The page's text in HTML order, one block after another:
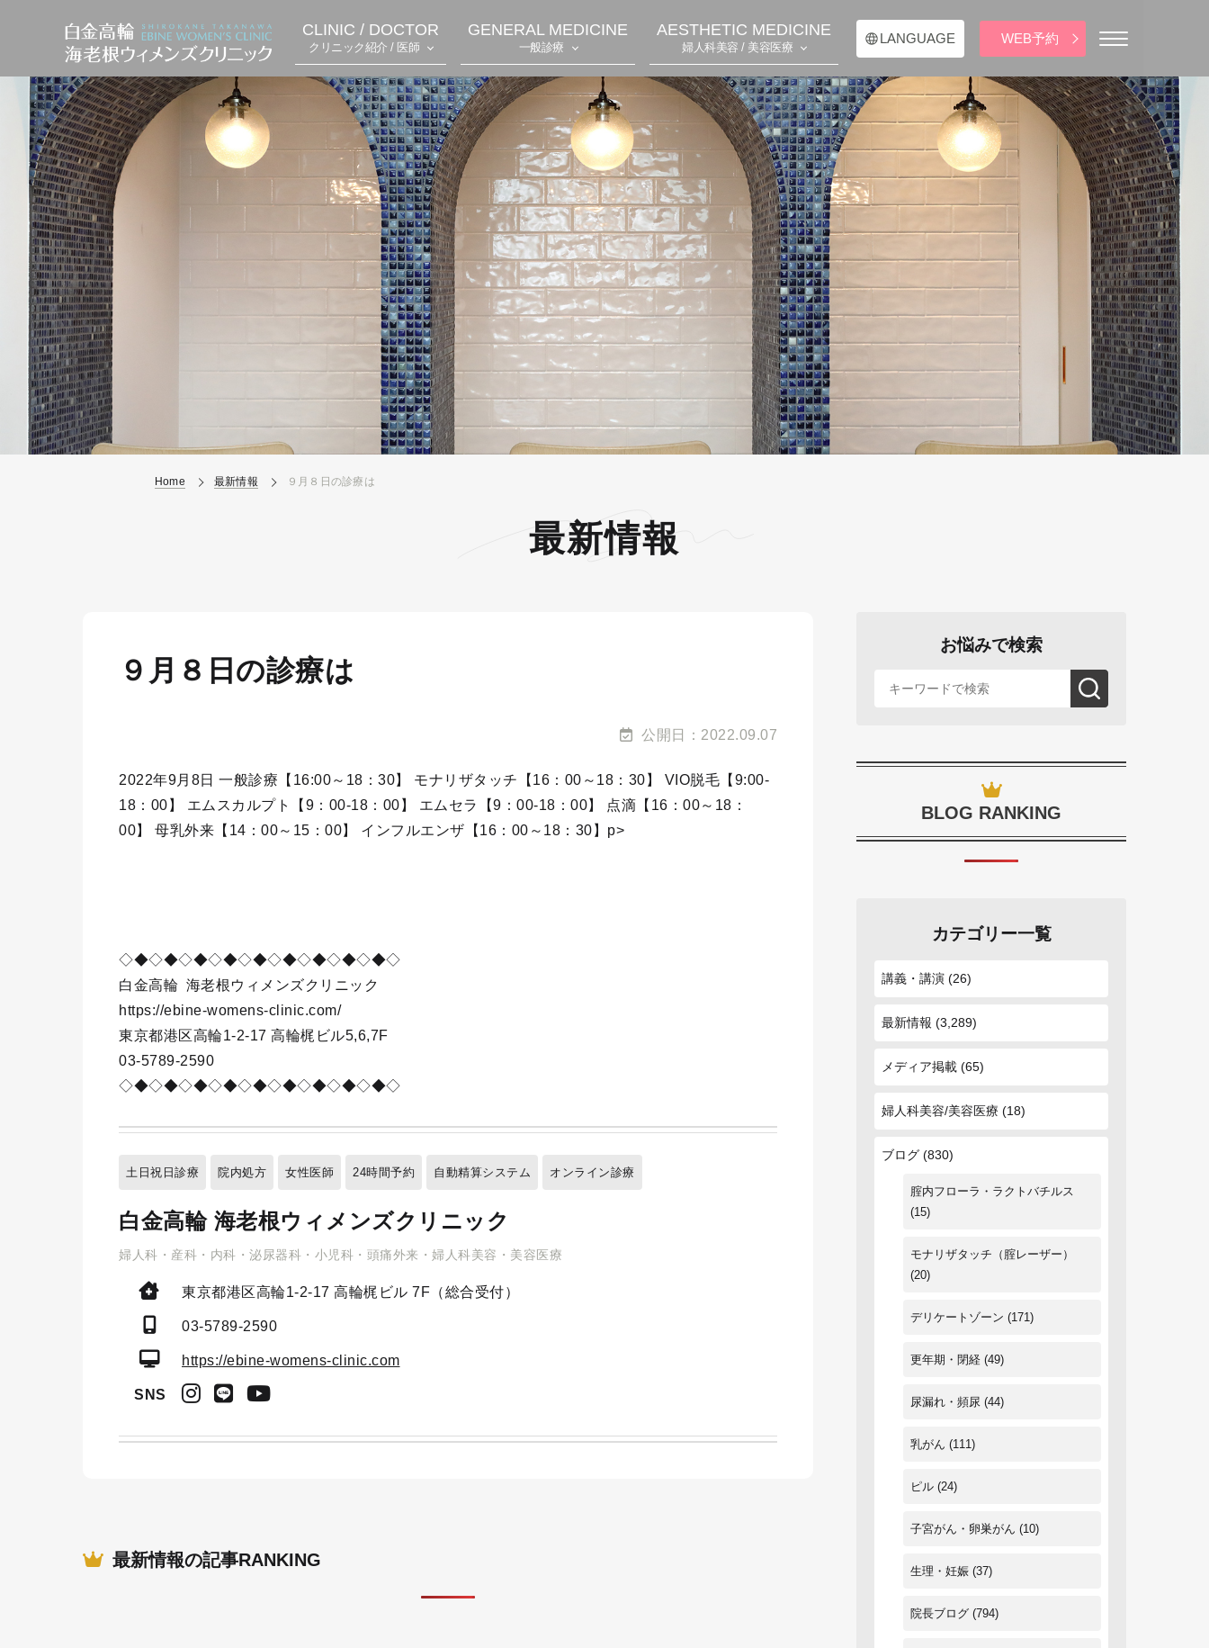
CLINIC / DOCTOR
クリニック紹介 / 医師
GENERAL MEDICINE
一般診療
AESTHETIC MEDICINE
婦人科美容 / 美容医療
LANGUAGE WEB予約
Home 最新情報 ９月８日の診療は
最新情報
９月８日の診療は
公開日：2022.09.07
2022年9月8日 一般診療【16:00～18：30】 モナリザタッチ【16：00～18：30】 VIO脱毛【9:00-
18：00】 エムスカルプト【9：00-18：00】 エムセラ【9：00-18：00】 点滴【16：00～18：
00】 母乳外来【14：00～15：00】 インフルエンザ【16：00～18：30】p>
◇◆◇◆◇◆◇◆◇◆◇◆◇◆◇◆◇◆◇
白金高輪 海老根ウィメンズクリニック
https://ebine-womens-clinic.com/
東京都港区高輪1-2-17 高輪梶ビル5,6,7F
03-5789-2590
◇◆◇◆◇◆◇◆◇◆◇◆◇◆◇◆◇◆◇
土日祝日診療 院内処方 女性医師 24時間予約 自動精算システム オンライン診療
白金高輪 海老根ウィメンズクリニック
婦人科・産科・内科・泌尿器科・小児科・頭痛外来・婦人科美容・美容医療
東京都港区高輪1-2-17 高輪梶ビル 7F（総合受付）
03-5789-2590
https://ebine-womens-clinic.com
SNS
最新情報の記事RANKING
お悩みで検索
BLOG RANKING
カテゴリー一覧
講義・講演 (26)
最新情報 (3,289)
メディア掲載 (65)
婦人科美容/美容医療 (18)
ブログ (830)
腟内フローラ・ラクトバチルス
(15)
モナリザタッチ（腟レーザー）
(20)
デリケートゾーン (171)
更年期・閉経 (49)
尿漏れ・頻尿 (44)
乳がん (111)
ピル (24)
子宮がん・卵巣がん (10)
生理・妊娠 (37)
院長ブログ (794)